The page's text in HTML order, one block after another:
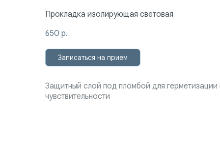
Прокладка изолирующая световая
650 р.
Записаться на приём
Защитный слой под пломбой для
чувствительности